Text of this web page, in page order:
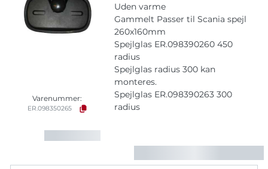
Varenummer:
ER.098350265
Uden varme
Gammelt Passer til Scania spejl
260x160mm
Spejlglas ER.098390260 450
radius
Spejlglas radius 300 kan
monteres.
Spejlglas ER.098390263 300
radius